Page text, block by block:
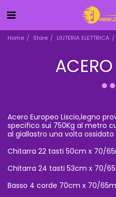
Home Store LIUTERIA ELETTRICA
Acero Europeo Liscio,legno
specifico sui 750Kg al metro
al giallastro una volta ossidato
Chitarra 22 tasti 50cm x 70/
Chitarra 24 tasti 53cm x 70/
Basso 4 corde 70cm x 70/